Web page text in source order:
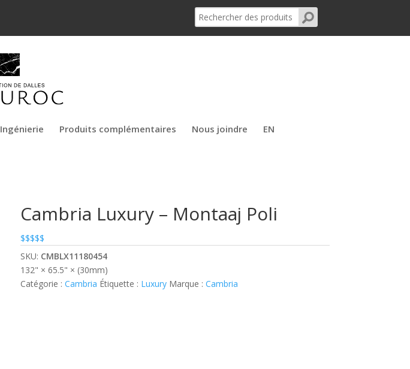
Ingénierie Produits complémentaires Nous joindre EN
Cambria Luxury – Montaaj Poli
$$$$$
SKU: CMBLX11180454
132" × 65.5" × (30mm)
Catégorie : Cambria Étiquette : Luxury Marque : Cambria